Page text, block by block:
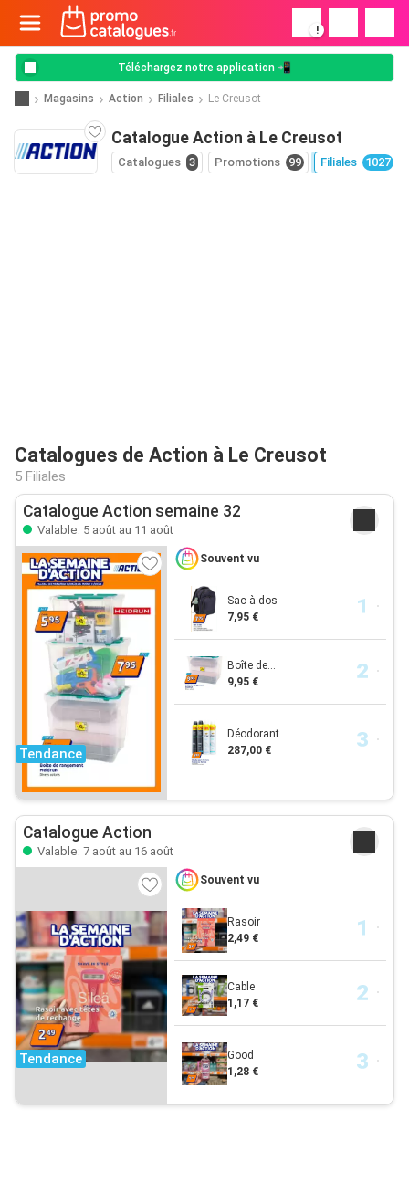
!
Téléchargez notre application 📲
Magasins Action Filiales Le Creusot
Catalogue Action à Le Creusot
Catalogues 3 Promotions 99 Filiales 1027
Catalogues de Action à Le Creusot
5 Filiales
Catalogue Action semaine 32
Valable: 5 août au 11 août
Tendance
Souvent vu
Sac à dos
7,95 €
Boîte de...
9,95 €
Déodorant
287,00 €
Catalogue Action
Valable: 7 août au 16 août
Tendance
Souvent vu
Rasoir
2,49 €
Cable
1,17 €
Good
1,28 €